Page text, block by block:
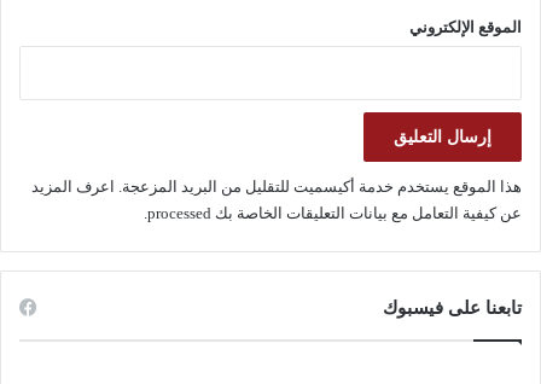
الموقع الإلكتروني
هذا الموقع يستخدم خدمة أكيسميت للتقليل من البريد المزعجة. اعرف المزيد
عن كيفية التعامل مع بيانات التعليقات الخاصة بك processed
تابعنا على فيسبوك